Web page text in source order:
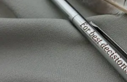
Argento nero
Bronzo
Marrone
Nero